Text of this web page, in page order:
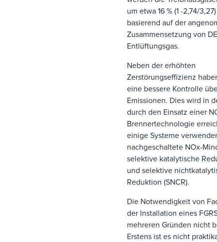
um etwa 16 % (1 -2,74/
basierend auf der
Zusammensetzung von
Entlüftungsgas.
Neben der erhöhten
Zerstörungseffizienz
eine bessere Kontrolle
Emissionen. Dies wird in
durch den Einsatz einer
Brennertechnologie
einige Systeme
nachgeschaltete NOx-
selektive katalytische
und selektive
Reduktion (SNCR).
Die Notwendigkeit von
der Installation eines
mehreren Gründen nicht
Erstens ist es nicht